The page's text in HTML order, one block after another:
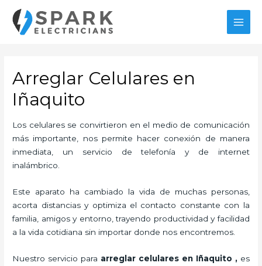
contenido
Arreglar Celulares en
Iñaquito
Los celulares se convirtieron en el medio de comunicación
más importante, nos permite hacer conexión de manera
inmediata, un servicio de telefonía y de internet
inalámbrico.
Este aparato ha cambiado la vida de muchas personas,
acorta distancias y optimiza el contacto constante con la
familia, amigos y entorno, trayendo productividad y facilidad
a la vida cotidiana sin importar donde nos encontremos.
Nuestro servicio para arreglar celulares en Iñaquito ,es